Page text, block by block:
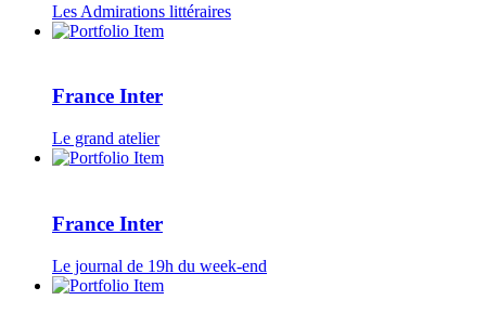
Les Admirations littéraires
France Inter
Le grand atelier
France Inter
Le journal de 19h du week-end